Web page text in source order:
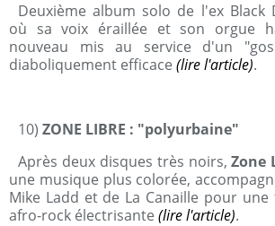
Deuxième album solo de l'ex Black
où sa voix éraillée et son orgue
nouveau mis au service d'un
diaboliquement efficace (lire l'article).
10) ZONE LIBRE : "polyurbaine"
Après deux disques très noirs,Zone
une musique plus colorée,
Mike Ladd et de La Canaille pour
afro-rock électrisante (lire l'article).